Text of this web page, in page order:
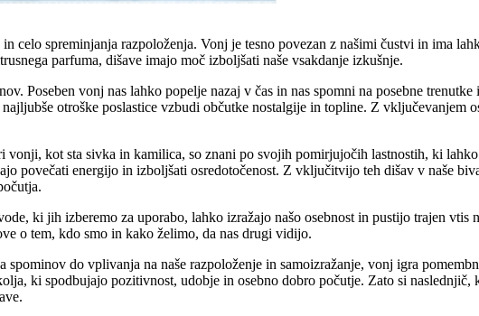
celo spreminjanja razpoloženja. Vonj je tesno povezan z našimi čustvi in ​​ima
parfuma, dišave imajo moč izboljšati naše vsakdanje izkušnje.
Poseben vonj nas lahko popelje nazaj v čas in nas spomni na posebne
otroške poslastice vzbudi občutke nostalgije in topline. Z vključevanjem
kot sta sivka in kamilica, so znani po svojih pomirjujočih lastnostih, ki lahko
povečati energijo in izboljšati osredotočenost. Z vključitvijo teh dišav v naše
ki jih izberemo za uporabo, lahko izražajo našo osebnost in pustijo trajen vtis
o tem, kdo smo in kako želimo, da nas drugi vidijo.
do vplivanja na naše razpoloženje in samoizražanje, vonj igra
ki spodbujajo pozitivnost, udobje in osebno dobro počutje. Zato si naslednjič,